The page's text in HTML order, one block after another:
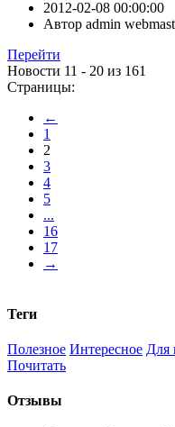
2012-02-08 00:00:00
Автор admin
Перейти
Новости 11 - 20 из 161
Страницы:
←
1
2
3
4
5
...
16
17
→
Теги
Полезное Интересное Для
Почитать
Отзывы